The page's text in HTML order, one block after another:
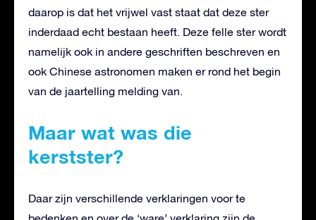
daarop is dat het vrijwel vast staat dat deze ster
inderdaad echt bestaan heeft. Deze felle ster wordt
namelijk ook in andere geschriften beschreven en
ook Chinese astronomen maken er rond het begin
van de jaartelling melding van.
Maar wat was die
kerstster?
Daar zijn verschillende verklaringen voor te